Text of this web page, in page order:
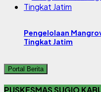
Pengelolaan
Tingkat Jatim
Portal Berita
PUSKESMAS SUGIO